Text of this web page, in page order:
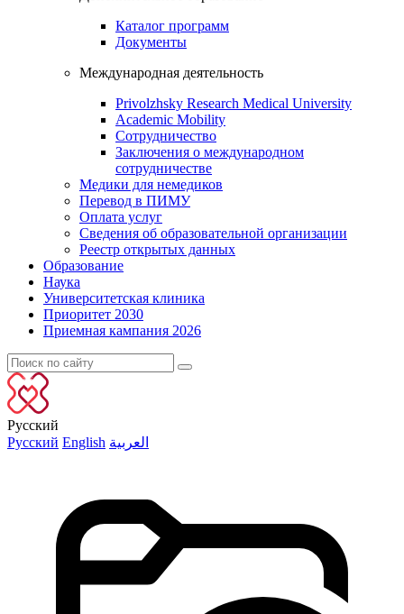
Каталог программ
Документы
Международная деятельность
Privolzhsky Research Medical University
Academic Mobility
Сотрудничество
Заключения о международном
сотрудничестве
Медики для немедиков
Перевод в ПИМУ
Оплата услуг
Сведения об образовательной организации
Реестр открытых данных
Образование
Наука
Университетская клиника
Приоритет 2030
Приемная кампания 2026
Русский
Русский English العربية